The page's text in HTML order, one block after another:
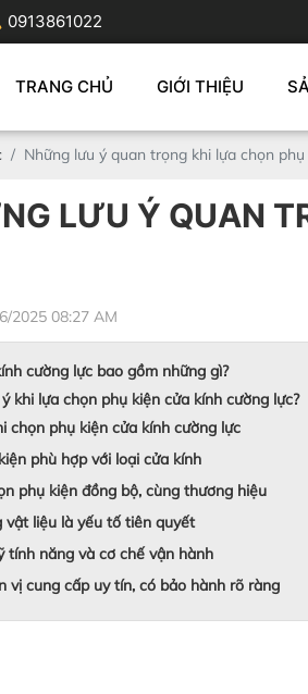
0913861022
TRANG CHỦ GIỚI THIỆU
Những lưu ý quan trọng khi lựa chọn
LƯU Ý QUAN
2025 08:27 AM
cường lực bao gồm những gì?
khi lựa chọn phụ kiện cửa kính cường lực?
chọn phụ kiện cửa kính cường lực
phù hợp với loại cửa kính
phụ kiện đồng bộ, cùng thương hiệu
vật liệu là yếu tố tiên quyết
tính năng và cơ chế vận hành
vị cung cấp uy tín, có bảo hành rõ ràng